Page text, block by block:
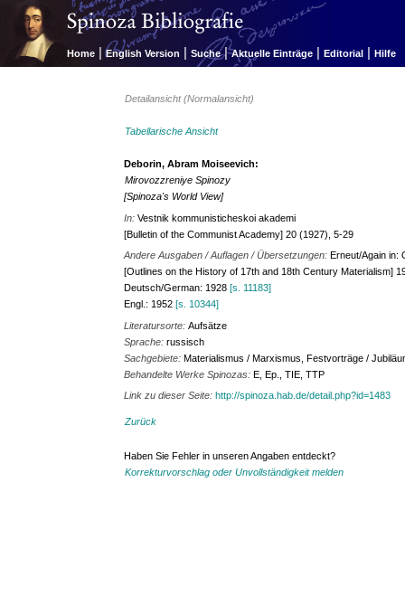
Home | English Version | Suche | Aktuelle Einträge | Editorial | Hilfe
Detailansicht (Normalansicht)
Tabellarische Ansicht
Deborin, Abram Moiseevich:
Mirovozzreniye Spinozy
[Spinoza's World View]
In:Vestnik kommunisticheskoi akademi
[Bulletin of the Communist Academy] 20 (1927), 5-29
Andere Ausgaben / Auflagen / Übersetzungen:Erneut/Again in:
[Outlines on the History of 17th and 18th Century Materialism]
Deutsch/German: 1928[s. 11183]
Engl.: 1952[s. 10344]
Literatursorte:Aufsätze
Sprache:russisch
Sachgebiete:Materialismus / Marxismus, Festvorträge /
Behandelte Werke Spinozas:E, Ep., TIE, TTP
Link zu dieser Seite:http://spinoza.hab.de/detail.php?id=1483
Zurück
Haben Sie Fehler in unseren Angaben entdeckt?
Korrekturvorschlag oder Unvollständigkeit melden